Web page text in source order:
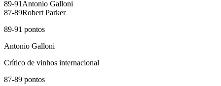
89-91 Antonio Galloni
87-89Robert Parker
89-91 pontos
Antonio Galloni
Crítico de vinhos internacional
87-89 pontos